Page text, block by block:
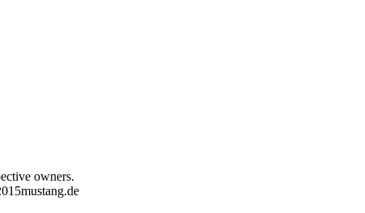
owners.